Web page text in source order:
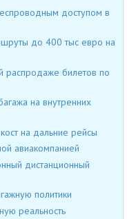
доступом в
до 400 тыс евро на
распродаже билетов по
на внутренних
на дальние рейсы
авиакомпанией
дистанционный
политики
реальность